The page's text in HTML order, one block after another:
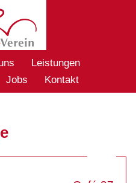
Leistungen
Jobs Kontakt